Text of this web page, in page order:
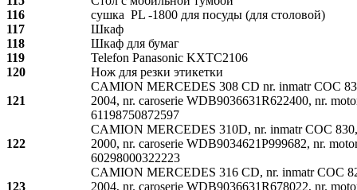
116
сушка РL -1800 для посуды (для столовой)
117
Шкаф
118
Шкаф для бумаг
119
Telefon Panasonic KXTC2106
120
Нож для резки этикетки
121
CAMION MERCEDES 308 CD nr. inmatr COC
2004, nr. caroserie WDB9036631R622400, nr.
61198750872597
122
CAMION MERCEDES 310D, nr. inmatr COC
2000, nr. caroserie WDB9034621P999682, nr.
60298000322223
123
CAMION MERCEDES 316 CD, nr. inmatr COC
2004, nr. caroserie WDB9036631R678022, nr.